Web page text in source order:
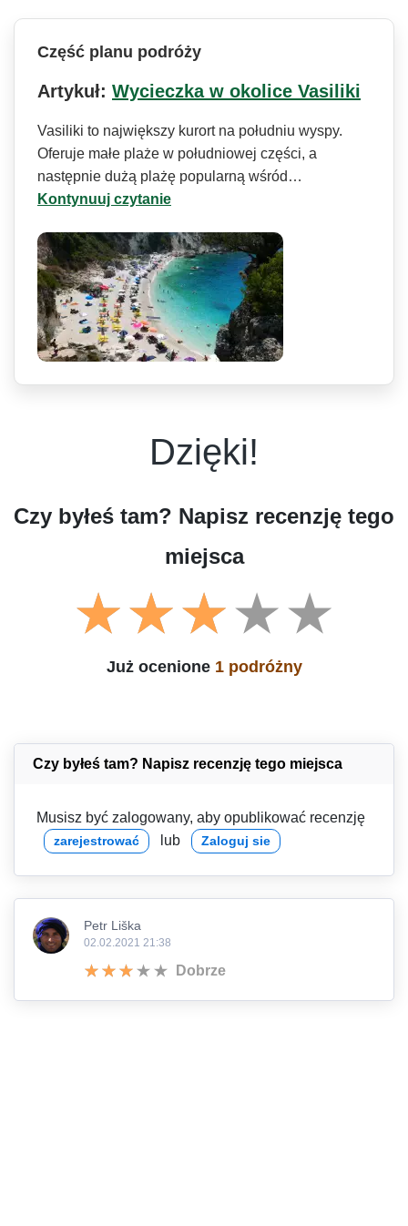
Część planu podróży
Artykuł: Wycieczka w okolice Vasiliki
Vasiliki to największy kurort na południu wyspy.
Oferuje małe plaże w południowej części, a
następnie dużą plażę popularną wśród…
Kontynuuj czytanie
Dzięki!
Czy byłeś tam? Napisz recenzję tego
miejsca
Już ocenione 1 podróżny
Czy byłeś tam? Napisz recenzję tego miejsca
Musisz być zalogowany, aby opublikować recenzję
zarejestrować lub Zaloguj sie
Petr Liška
02.02.2021 21:38
Dobrze